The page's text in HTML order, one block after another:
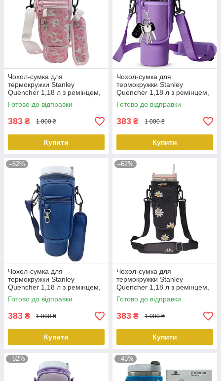
Чохол-сумка для
термокружки Stanley
Quencher 1,18 л з ремінцем,
захисний кейс для кухля,
рожевий леопард KT7001316
Готово до відправки
383 ₴ 1 000 ₴
Купити
Чохол-сумка для
термокружки Stanley
Quencher 1,18 л з ремінцем,
захисний кейс для кухля,
фіолетового кольору
Готово до відправки
383 ₴ 1 000 ₴
Купити
–62%
Чохол-сумка для
термокружки Stanley
Quencher 1,18 л з ремінцем,
захисний кейс для кухля,
синього кольору KT7001311
Готово до відправки
383 ₴ 1 000 ₴
Купити
–62%
Чохол-сумка для
термокружки Stanley
Quencher 1,18 л з ремінцем,
захисний кейс для кухля,
чорна ромашка KT7001313
Готово до відправки
383 ₴ 1 000 ₴
Купити
–62% –43%